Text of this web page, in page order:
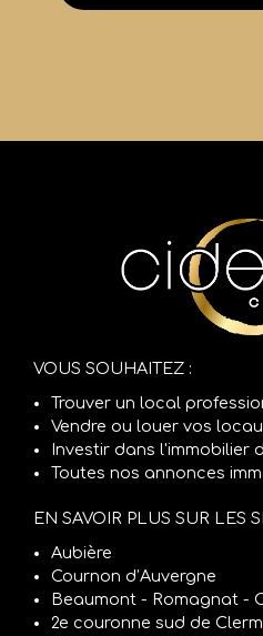
VOUS SOUHAITEZ :
Trouver un local
Vendre ou louer vos
Investir dans l'immobilier
Toutes nos annonces
EN SAVOIR PLUS SUR LES
Aubière
Cournon d’Auvergne
Beaumont - Romagnat -
2e couronne sud de